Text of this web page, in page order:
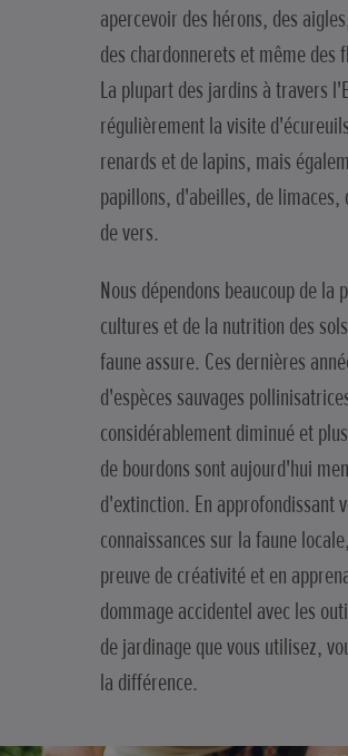
apercevoir des hérons, des
des chardonnerets et même des
La plupart des jardins à travers
régulièrement la visite
renards et de lapins, mais
papillons, d'abeilles, de limaces,
de vers.
Nous dépendons beaucoup de la
cultures et de la nutrition des
faune assure. Ces dernières
d'espèces sauvages
considérablement diminué et
de bourdons sont aujourd'hui
d'extinction. En approfondissant
connaissances sur la faune
preuve de créativité et en
dommage accidentel avec les
de jardinage que vous utilisez,
la différence.